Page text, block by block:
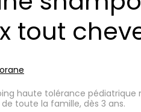
tout
haute tolérance
toute la famille, dès 3 ans.